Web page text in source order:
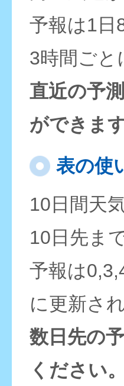
予報は1
3時間ごと
直近の予
ができます
表の使
10日間天
10日先ま
予報は
に更新さ
数日先の
ください。